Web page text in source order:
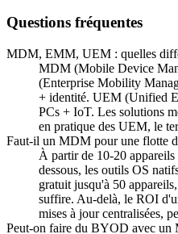
Questions fréquentes
MDM, EMM, UEM : quelles
MDM (Mobile Device
(Enterprise Mobility
+ identité. UEM (Unified
PCs + IoT. Les solutions
en pratique des UEM, le
Faut-il un MDM pour une flotte
À partir de 10-20
dessous, les outils OS
gratuit jusqu'à 50
suffire. Au-delà, le ROI
mises à jour centralisées,
Peut-on faire du BYOD avec un